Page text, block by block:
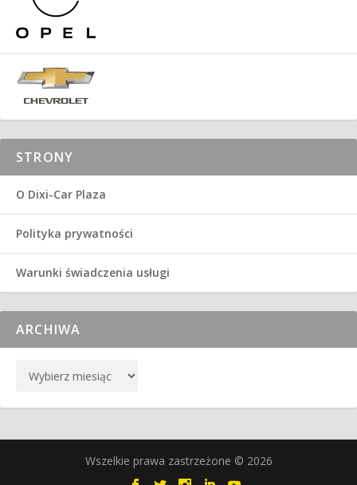
STRONY
O Dixi-Car Plaza
Polityka prywatności
Warunki świadczenia usługi
ARCHIWA
Wszelkie prawa zastrzeżone © 2026